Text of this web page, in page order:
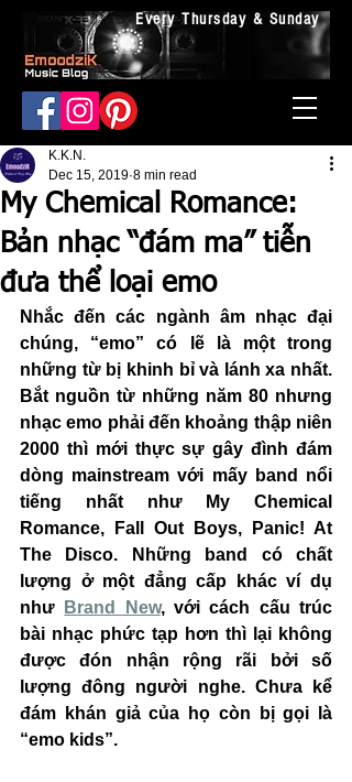
Every Thursday & Sunday
My Chemical Romance:
Bản nhạc “đám ma” tiễn
đưa thể loại emo
K.K.N.
Dec 15, 2019 8 min read
Nhắc đến các ngành âm nhạc đại
chúng, “emo” có lẽ là một trong
những từ bị khinh bỉ và lánh xa nhất.
Bắt nguồn từ những năm 80 nhưng
nhạc emo phải đến khoảng thập niên
2000 thì mới thực sự gây đình đám
dòng mainstream với mấy band nổi
tiếng nhất như My Chemical
Romance, Fall Out Boys, Panic! At
The Disco. Những band có chất
lượng ở một đẳng cấp khác ví dụ
như
Brand New, với cách cấu trúc
bài nhạc phức tạp hơn thì lại không
được đón nhận rộng rãi bởi số
lượng đông người nghe. Chưa kể
đám khán giả của họ còn bị gọi là
“emo kids”.